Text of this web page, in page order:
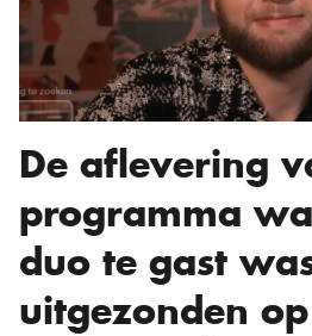
De aflevering
programma
duo te gast
uitgezonden